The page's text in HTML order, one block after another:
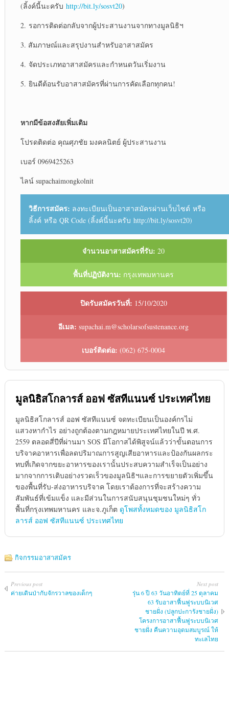
(ลิ้งค์นี้นะครับ http://bit.ly/sosvt20)
2. รอการติดต่อกลับจากผู้ประสานงานจากทางมูลนิธิฯ
3. สัมภาษณ์และสรุปงานสำหรับอาสาสมัคร
4. จัดประเภทอาสาสมัครและกำหนดวันเริ่มงาน
5. ยินดีต้อนรับอาสาสมัครที่ผ่านการคัดเลือกทุกคน!
หากมีข้อสงสัยเพิ่มเติม
โปรดติดต่อ คุณศุภชัย มงคลนิตย์ ผู้ประสานงาน
เบอร์ 0969425263
ไลน์ supachaimongkolnit
วิธีการสมัคร: ลงทะเบียนเป็นอาสาสมัครผ่านเว็บไซต์ หรือ
ลิ้งค์ หรือ QR Code (ลิ้งค์นี้นะครับ http://bit.ly/sosvt20)
จำนวนอาสาสมัครที่รับ: 20
พื้นที่ปฏิบัติงาน: กรุงเทพมหานคร
ปิดรับสมัครวันที่: 15/10/2020
อีเมล: supachai.m@scholarsofsustenance.org
เบอร์ติดต่อ: (062) 675-0004
มูลนิธิสโกลารส์ ออฟ ซัสทีแนนซ์ ประเทศไทย
มูลนิธิสโกลารส์ ออฟ ซัสทีแนนซ์ จดทะเบียนเป็นองค์กรไม่
แสวงหากำไร อย่างถูกต้องตามกฎหมายประเทศไทยในปี พ.ศ.
2559 ตลอดสี่ปีที่ผ่านมา SOS มีโอกาสได้พิสูจน์แล้วว่าขั้นตอนการ
บริจาคอาหารเพื่อลดปริมาณการสูญเสียอาหารและป้องกันผลกระ
ทบที่เกิดจากขยะอาหารของเรานั้นประสบความสำเร็จเป็นอย่าง
มากจากการเติบอย่างรวดเร็วของมูลนิธิฯและการขยายตัวเพิ่มขึ้น
ของพื้นที่รับ-ส่งอาหารบริจาค โดยเราต้องการที่จะสร้างความ
สัมพันธ์ที่เข้มแข็ง และมีส่วนในการสนับสนุนชุมชนใหม่ๆ ทั่ว
พื้นที่กรุงเทพมหานคร และจ.ภูเก็ต ดูโพสทั้งหมดของ มูลนิธิสโก
ลารส์ ออฟ ซัสทีแนนซ์ ประเทศไทย
กิจกรรมอาสาสมัคร
Previous post
ค่ายเดินป่ากับจักรวาลของเด็กๆ
Next post
รุ่น 6 ปี 63 วันอาทิตย์ที่ 25 ตุลาคม
63 รับอาสาฟื้นฟูระบบนิเวศ
ชายฝั่ง (ปลูกปะการังชายฝั่ง)
โครงการอาสาฟื้นฟูระบบนิเวศ
ชายฝั่ง คืนความอุดมสมบูรณ์ ให้
ทะเลไทย